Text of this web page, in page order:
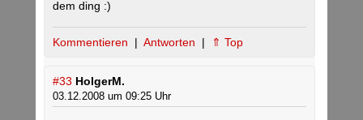
dem ding :)
Kommentieren | Antworten | ⇑ Top
#33 HolgerM.
03.12.2008 um 09:25 Uhr